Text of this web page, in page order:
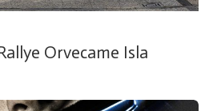
Orvecame Isla